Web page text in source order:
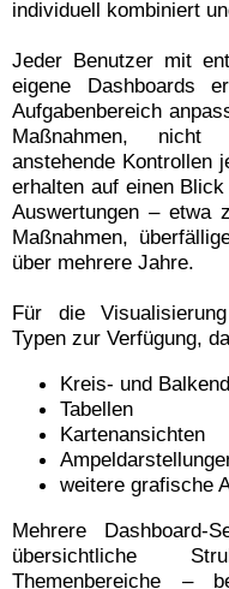
individuell kombiniert
Jeder Benutzer mit
eigene Dashboards
Aufgabenbereich
Maßnahmen, nicht
anstehende Kontrollen
erhalten auf einen
Auswertungen – etwa
Maßnahmen,
über mehrere Jahre.
Für die
Typen zur Verfügung,
Kreis- und
Tabellen
Kartenansichten
weitere grafische
Mehrere Dashboard-
übersichtliche
Themenbereiche –